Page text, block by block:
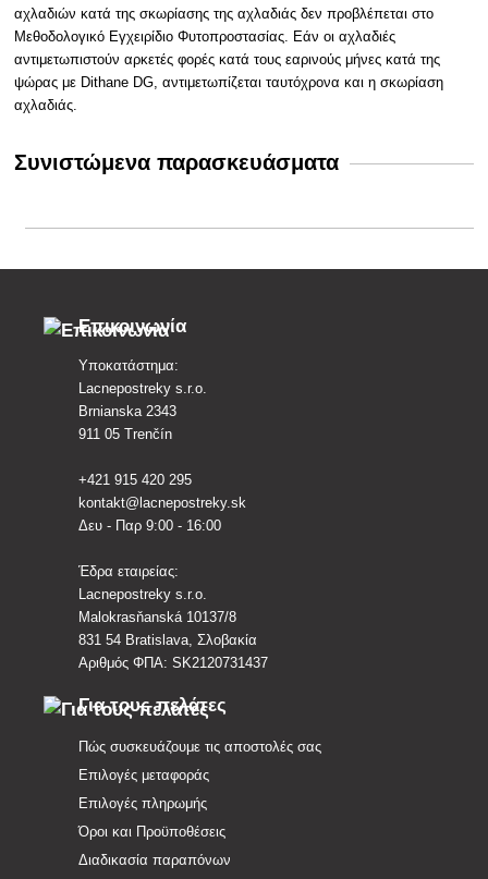
αχλαδιών κατά της σκωρίασης της αχλαδιάς δεν προβλέπεται στο
Μεθοδολογικό Εγχειρίδιο Φυτοπροστασίας. Εάν οι αχλαδιές
αντιμετωπιστούν αρκετές φορές κατά τους εαρινούς μήνες κατά της
ψώρας με Dithane DG, αντιμετωπίζεται ταυτόχρονα και η σκωρίαση
αχλαδιάς.
Συνιστώμενα παρασκευάσματα
Επικοινωνία
Υποκατάστημα:
Lacnepostreky s.r.o.
Brnianska 2343
911 05 Trenčín
+421 915 420 295
kontakt@lacnepostreky.sk
Δευ - Παρ 9:00 - 16:00
Έδρα εταιρείας:
Lacnepostreky s.r.o.
Malokrasňanská 10137/8
831 54 Bratislava, Σλοβακία
Αριθμός ΦΠΑ: SK2120731437
Για τους πελάτες
Πώς συσκευάζουμε τις αποστολές σας
Επιλογές μεταφοράς
Επιλογές πληρωμής
Όροι και Προϋποθέσεις
Διαδικασία παραπόνων